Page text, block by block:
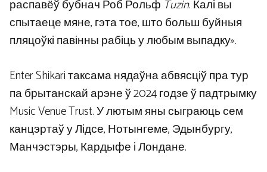
распавёў бубнач Роб Рольф Tuzin. Калі вы
спытаеце мяне, гэта тое, што больш буйныя
пляцоўкі павінны рабіць у любым выпадку».
Enter Shikari таксама нядаўна абвясціў пра тур
па брытанскай арэне ў 2024 годзе ў падтрымку
Music Venue Trust. У лютым яны сыграюць сем
канцэртаў у Лідсе, Нотынгеме, Эдынбургу,
Манчэстэры, Кардыфе і Лондане.